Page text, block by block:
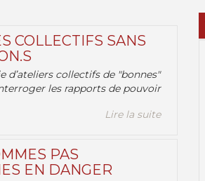
COLLECTIFS SANS
d’ateliers collectifs de "bonnes"
les rapports de pouvoir
Lire la suite
PAS
EN DANGER